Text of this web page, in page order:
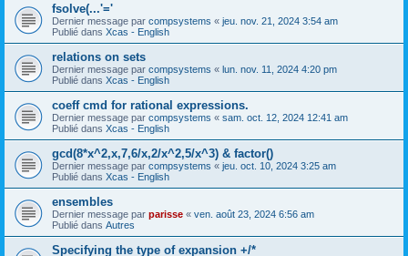
fsolve(...'='
Dernier message par compsystems « jeu. nov. 21, 2024 3:54 am
Publié dans Xcas - English
relations on sets
Dernier message par compsystems « lun. nov. 11, 2024 4:20 pm
Publié dans Xcas - English
coeff cmd for rational expressions.
Dernier message par compsystems « sam. oct. 12, 2024 12:41 am
Publié dans Xcas - English
gcd(8*x^2,x,7,6/x,2/x^2,5/x^3) & factor()
Dernier message par compsystems « jeu. oct. 10, 2024 3:25 am
Publié dans Xcas - English
ensembles
Dernier message par parisse « ven. août 23, 2024 6:56 am
Publié dans Autres
Specifying the type of expansion +/*